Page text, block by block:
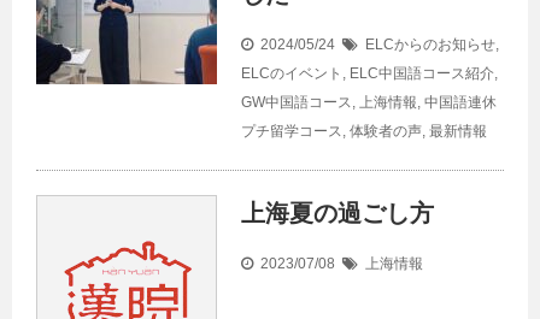
2024/05/24 ELCからのお知らせ,
ELCのイベント , ELC中国語コース紹介,
GW中国語コース, 上海情報, 中国語連休
プチ留学コース, 体験者の声, 最新情報
上海夏の過ごし方
2023/07/08 上海情報